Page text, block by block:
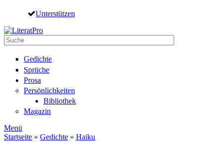
Direkt zum Inhalt
Unterstützen
Suche
Gedichte
Sprüche
Prosa
Persönlichkeiten
Bibliothek
Magazin
Menü
Startseite » Gedichte » Haiku